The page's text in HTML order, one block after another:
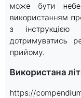
може бути
використанням
з
дотримуватись
прийому.
Використана
https://